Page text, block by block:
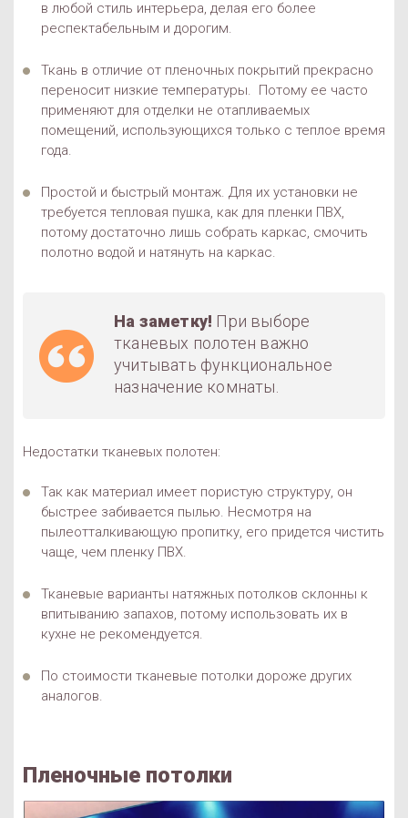
в любой стиль интерьера, делая его более
респектабельным и дорогим.
Ткань в отличие от пленочных покрытий прекрасно
переносит низкие температуры. Потому ее часто
применяют для отделки не отапливаемых
помещений, использующихся только с теплое время
года.
Простой и быстрый монтаж. Для их установки не
требуется тепловая пушка, как для пленки ПВХ,
потому достаточно лишь собрать каркас, смочить
полотно водой и натянуть на каркас.
На заметку! При выборе
тканевых полотен важно
учитывать функциональное
назначение комнаты.
Недостатки тканевых полотен:
Так как материал имеет пористую структуру, он
быстрее забивается пылью. Несмотря на
пылеотталкивающую пропитку, его придется чистить
чаще, чем пленку ПВХ.
Тканевые варианты натяжных потолков склонны к
впитыванию запахов, потому использовать их в
кухне не рекомендуется.
По стоимости тканевые потолки дороже других
аналогов.
Пленочные потолки